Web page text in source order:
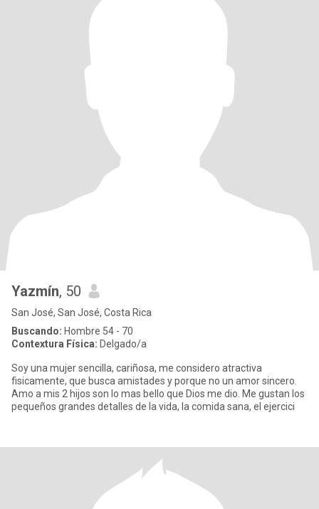
Yazmín, 50
San José, San José, Costa Rica
Buscando: Hombre 54 - 70
Contextura Física: Delgado/a
Soy una mujer sencilla, cariñosa, me considero atractiva
fisicamente, que busca amistades y porque no un amor sincero.
Amo a mis 2 hijos son lo mas bello que Dios me dio. Me gustan los
pequeños grandes detalles de la vida, la comida sana, el ejercici